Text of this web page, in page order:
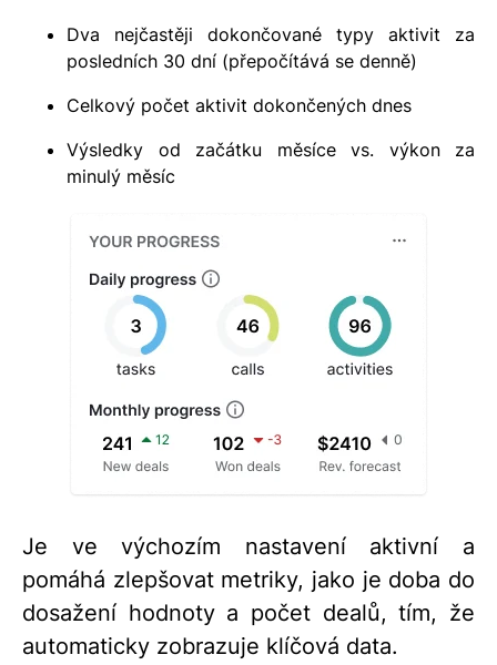
Dva nejčastěji dokončované typy aktivit za
posledních 30 dní (přepočítává se denně)
Celkový počet aktivit dokončených dnes
Výsledky od začátku měsíce vs. výkon za
minulý měsíc
Je ve výchozím nastavení aktivní a
pomáhá zlepšovat metriky, jako je doba do
dosažení hodnoty a počet dealů, tím, že
automaticky zobrazuje klíčová data.